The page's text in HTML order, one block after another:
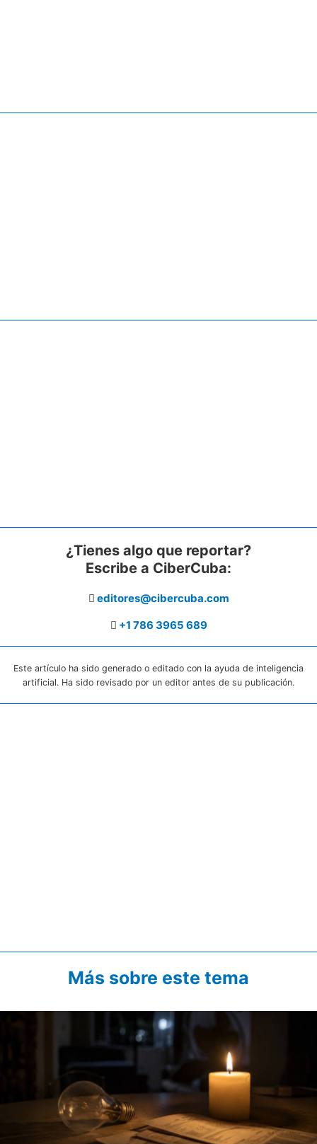
¿Tienes algo que reportar?
Escribe a CiberCuba:
editores@cibercuba.com
+1 786 3965 689
Este artículo ha sido generado o editado con la ayuda de inteligencia
artificial. Ha sido revisado por un editor antes de su publicación.
Más sobre este tema